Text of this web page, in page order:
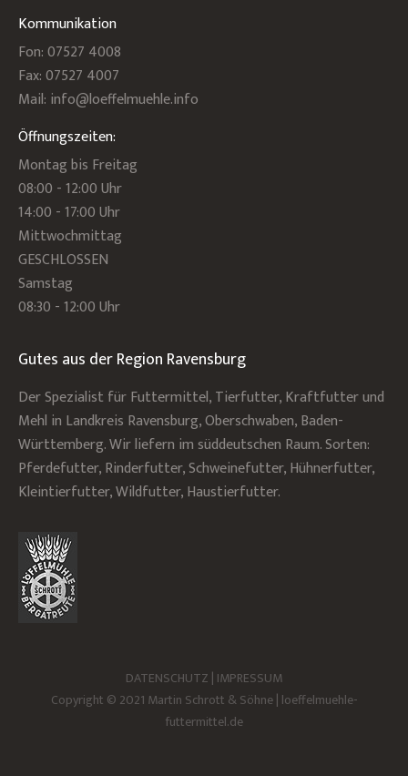
Kommunikation
Fon: 07527 4008
Fax: 07527 4007
Mail: info@loeffelmuehle.info
Öffnungszeiten:
Montag bis Freitag
08:00 - 12:00 Uhr
14:00 - 17:00 Uhr
Mittwochmittag
GESCHLOSSEN
Samstag
08:30 - 12:00 Uhr
Gutes aus der Region Ravensburg
Der Spezialist für Futtermittel, Tierfutter, Kraftfutter und
Mehl in Landkreis Ravensburg, Oberschwaben, Baden-
Württemberg. Wir liefern im süddeutschen Raum. Sorten:
Pferdefutter, Rinderfutter, Schweinefutter, Hühnerfutter,
Kleintierfutter, Wildfutter, Haustierfutter.
DATENSCHUTZ | IMPRESSUM
Copyright © 2021 Martin Schrott & Söhne | loeffelmuehle-
futtermittel.de